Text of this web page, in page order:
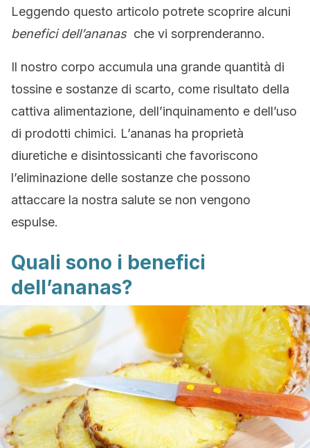
Leggendo questo articolo potrete scoprire alcuni
benefici dell’ananasche vi sorprenderanno.
Il nostro corpo accumula una grande quantità di
tossine e sostanze di scarto, come risultato della
cattiva alimentazione, dell’inquinamento e dell’uso
di prodotti chimici. L’ananas ha proprietà
diuretiche e disintossicanti che favoriscono
l’eliminazione delle sostanze che possono
attaccare la nostra salute se non vengono
espulse.
Quali sono i benefici
dell’ananas?